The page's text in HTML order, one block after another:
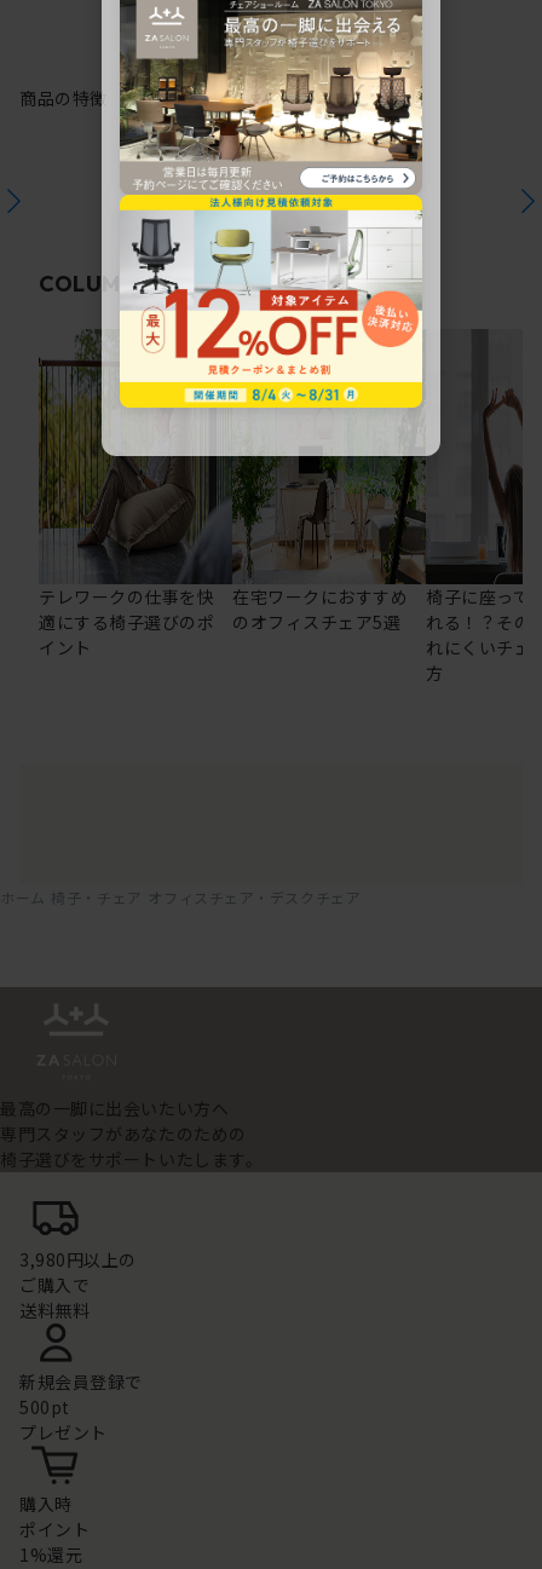
商品の特徴
COLUMN関連コラム
テレワークの仕事を快
適にする椅子選びのポ
イント
在宅ワークにおすすめ
のオフィスチェア5選
椅子に座って
れる！？その
れにくいチェ
方
ホーム 椅子・チェア オフィスチェア・デスクチェア
最高の一脚に出会いたい方へ
専門スタッフがあなたのための
椅子選びをサポートいたします。
3,980円以上の
ご購入で
送料無料
新規会員登録で
500pt
プレゼント
購入時
ポイント
1%還元